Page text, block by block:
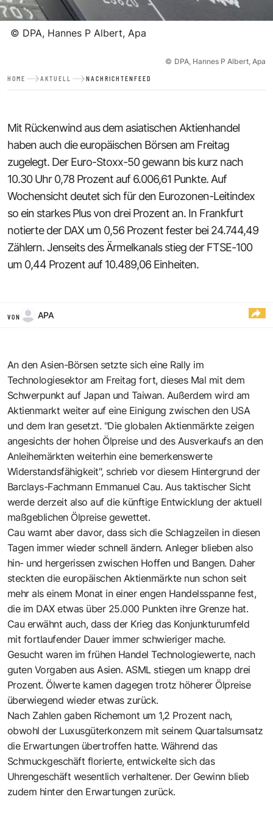
© DPA, Hannes P Albert, Apa
© DPA, Hannes P Albert, Apa
HOME AKTUELL NACHRICHTENFEED
Mit Rückenwind aus dem asiatischen Aktienhandel
haben auch die europäischen Börsen am Freitag
zugelegt. Der Euro-Stoxx-50 gewann bis kurz nach
10.30 Uhr 0,78 Prozent auf 6.006,61 Punkte. Auf
Wochensicht deutet sich für den Eurozonen-Leitindex
so ein starkes Plus von drei Prozent an. In Frankfurt
notierte der DAX um 0,56 Prozent fester bei 24.744,49
Zählern. Jenseits des Ärmelkanals stieg der FTSE-100
um 0,44 Prozent auf 10.489,06 Einheiten.
VON APA
An den Asien-Börsen setzte sich eine Rally im
Technologiesektor am Freitag fort, dieses Mal mit dem
Schwerpunkt auf Japan und Taiwan. Außerdem wird am
Aktienmarkt weiter auf eine Einigung zwischen den USA
und dem Iran gesetzt. "Die globalen Aktienmärkte zeigen
angesichts der hohen Ölpreise und des Ausverkaufs an den
Anleihemärkten weiterhin eine bemerkenswerte
Widerstandsfähigkeit", schrieb vor diesem Hintergrund der
Barclays-Fachmann Emmanuel Cau. Aus taktischer Sicht
werde derzeit also auf die künftige Entwicklung der aktuell
maßgeblichen Ölpreise gewettet.
Cau warnt aber davor, dass sich die Schlagzeilen in diesen
Tagen immer wieder schnell ändern. Anleger blieben also
hin- und hergerissen zwischen Hoffen und Bangen. Daher
steckten die europäischen Aktienmärkte nun schon seit
mehr als einem Monat in einer engen Handelsspanne fest,
die im DAX etwas über 25.000 Punkten ihre Grenze hat.
Cau erwähnt auch, dass der Krieg das Konjunkturumfeld
mit fortlaufender Dauer immer schwieriger mache.
Gesucht waren im frühen Handel Technologiewerte, nach
guten Vorgaben aus Asien. ASML stiegen um knapp drei
Prozent. Ölwerte kamen dagegen trotz höherer Ölpreise
überwiegend wieder etwas zurück.
Nach Zahlen gaben Richemont um 1,2 Prozent nach,
obwohl der Luxusgüterkonzern mit seinem Quartalsumsatz
die Erwartungen übertroffen hatte. Während das
Schmuckgeschäft florierte, entwickelte sich das
Uhrengeschäft wesentlich verhaltener. Der Gewinn blieb
zudem hinter den Erwartungen zurück.